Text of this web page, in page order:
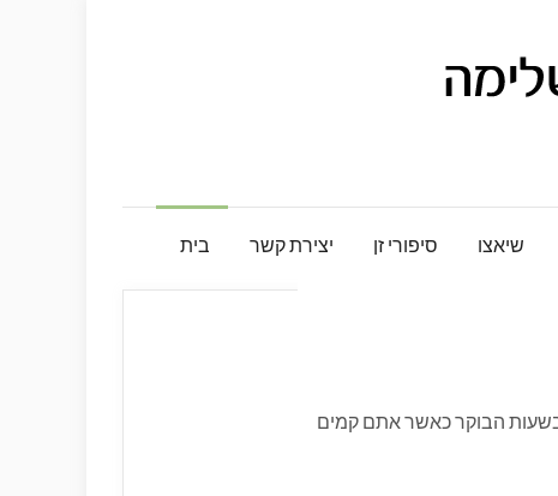
שיאצו סיפורי זן יצירת קשר בית
הבוקר כאשר אתם קמים